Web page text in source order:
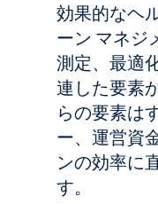
効果的なヘ
ーン マネジ
測定、最適
連した要素
らの要素は
ー、運営資
ンの効率に
す。